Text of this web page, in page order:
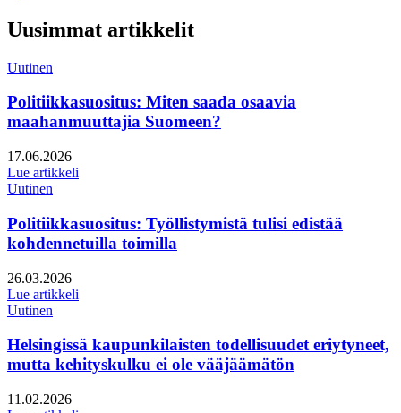
Uusimmat artikkelit
Uutinen
Politiikkasuositus: Miten saada osaavia
maahanmuuttajia Suomeen?
Julkaistu:
17.06.2026
Lue artikkeli
Uutinen
Politiikkasuositus: Työllistymistä tulisi edistää
kohdennetuilla toimilla
Julkaistu:
26.03.2026
Lue artikkeli
Uutinen
Helsingissä kaupunkilaisten todellisuudet eriytyneet,
mutta kehityskulku ei ole vääjäämätön
Julkaistu:
11.02.2026